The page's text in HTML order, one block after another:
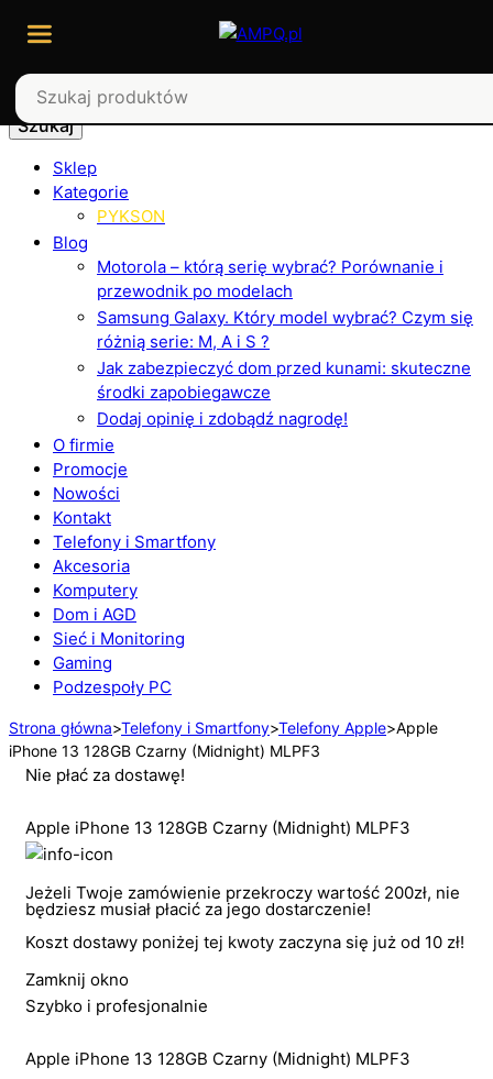
Szukaj
Sklep
Kategorie
PYKSON
Blog
Motorola – którą serię wybrać? Porównanie i
przewodnik po modelach
Samsung Galaxy. Który model wybrać? Czym się
różnią serie: M, A i S ?
Jak zabezpieczyć dom przed kunami: skuteczne
środki zapobiegawcze
Dodaj opinię i zdobądź nagrodę!
O firmie
Promocje
Nowości
Kontakt
Telefony i Smartfony
Akcesoria
Komputery
Dom i AGD
Sieć i Monitoring
Gaming
Podzespoły PC
Strona główna>Telefony i Smartfony>Telefony Apple>Apple
iPhone 13 128GB Czarny (Midnight) MLPF3
Nie płać za dostawę!
Apple iPhone 13 128GB Czarny (Midnight) MLPF3
Jeżeli Twoje zamówienie przekroczy wartość 200zł, nie
będziesz musiał płacić za jego dostarczenie!
Koszt dostawy poniżej tej kwoty zaczyna się już od 10 zł!
Zamknij okno
Szybko i profesjonalnie
Apple iPhone 13 128GB Czarny (Midnight) MLPF3